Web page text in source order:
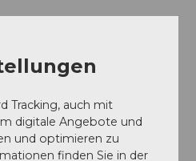
Tracking, auch mit
digitale Angebote und
und optimieren zu
finden Sie in der